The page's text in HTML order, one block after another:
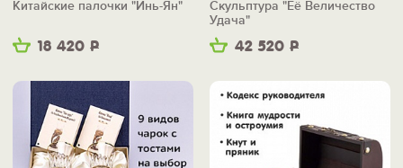
18 420 Р
Китайские палочки "Инь-Ян"
42 520 Р
Скульптура "Её Величество
Удача"